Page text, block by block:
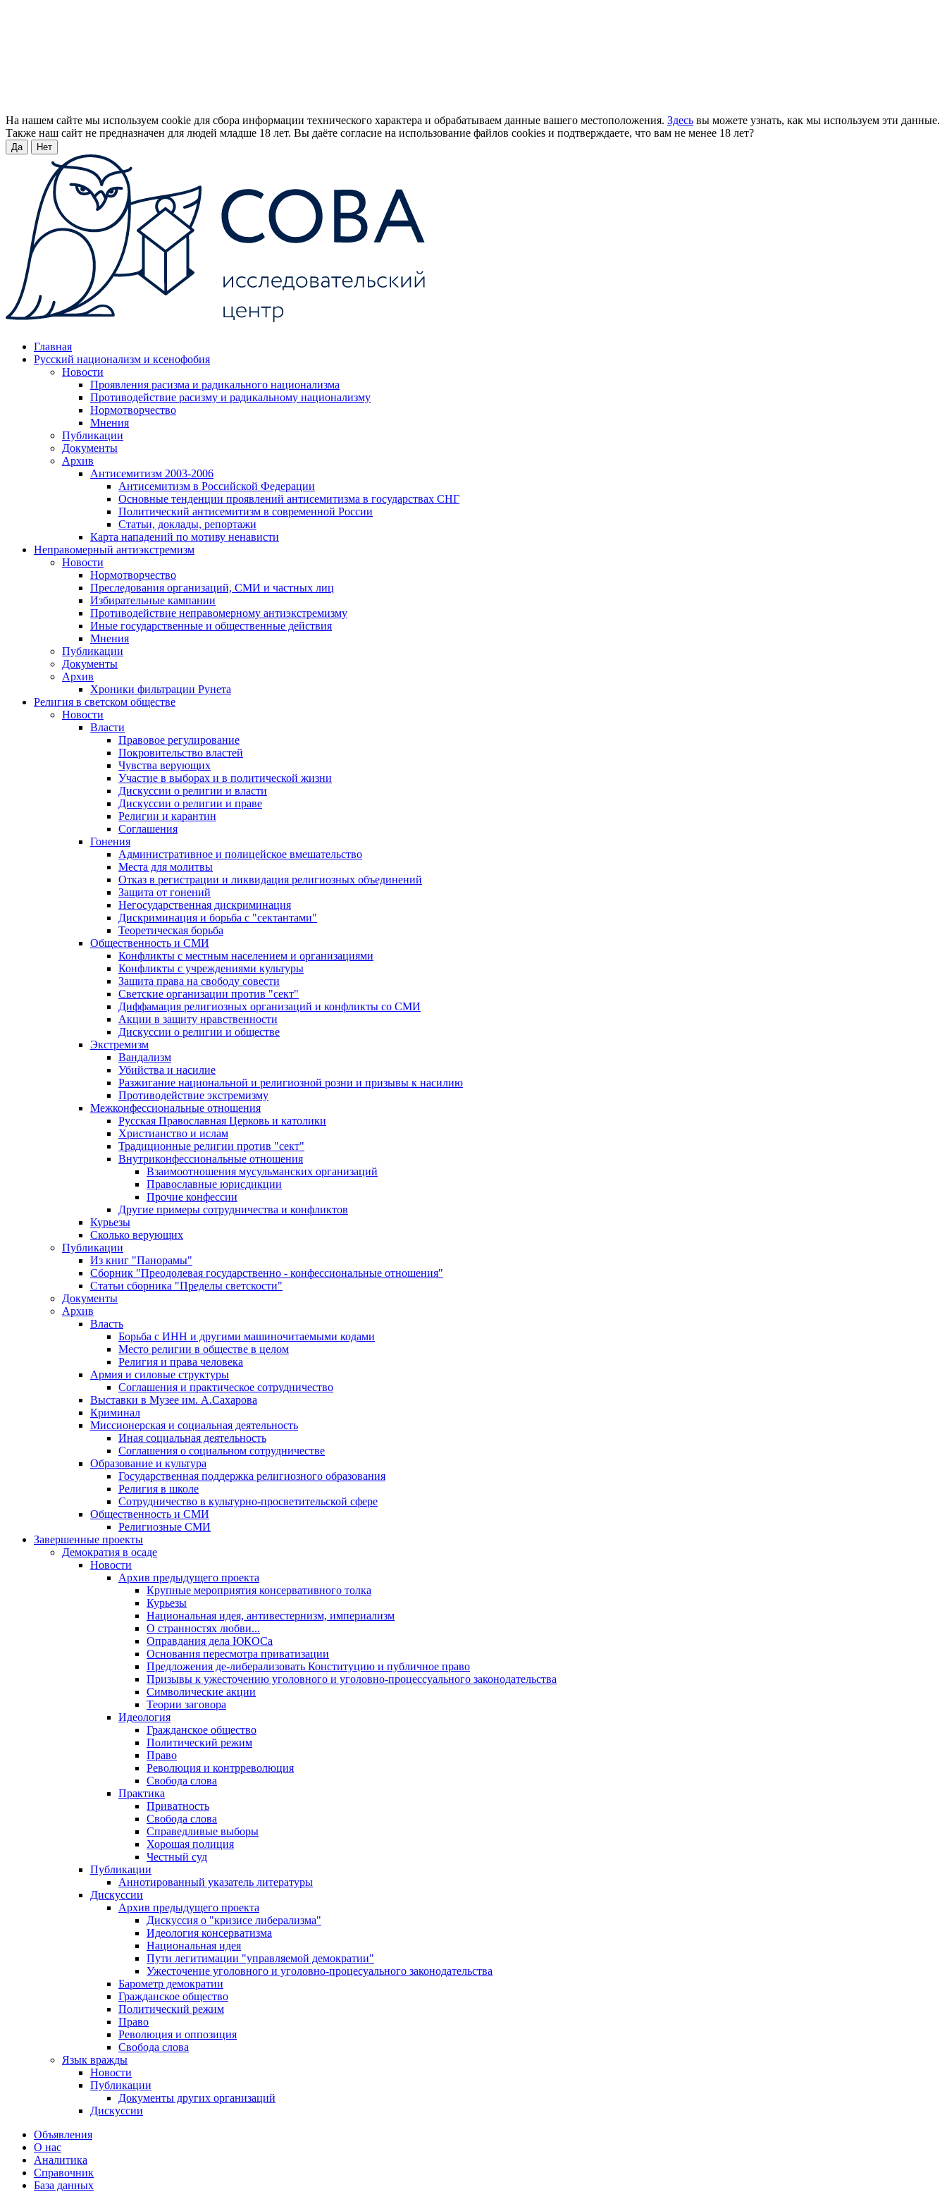
На нашем сайте мы используем cookie для сбора информации технического характера и обрабатываем данные вашего местоположения. Здесь вы можете узнать, как мы используем эти данные.
Также наш сайт не предназначен для людей младше 18 лет. Вы даёте согласие на использование файлов cookies и подтверждаете, что вам не менее 18 лет?
Да Нет
Главная
Русский национализм и ксенофобия
Новости
Проявления расизма и радикального национализма
Противодействие расизму и радикальному национализму
Нормотворчество
Мнения
Публикации
Документы
Архив
Антисемитизм 2003-2006
Антисемитизм в Российской Федерации
Основные тенденции проявлений антисемитизма в государствах СНГ
Политический антисемитизм в современной России
Статьи, доклады, репортажи
Карта нападений по мотиву ненависти
Неправомерный антиэкстремизм
Новости
Нормотворчество
Преследования организаций, СМИ и частных лиц
Избирательные кампании
Противодействие неправомерному антиэкстремизму
Иные государственные и общественные действия
Мнения
Публикации
Документы
Архив
Хроники фильтрации Рунета
Религия в светском обществе
Новости
Власти
Правовое регулирование
Покровительство властей
Чувства верующих
Участие в выборах и в политической жизни
Дискуссии о религии и власти
Дискуссии о религии и праве
Религии и карантин
Соглашения
Гонения
Административное и полицейское вмешательство
Места для молитвы
Отказ в регистрации и ликвидация религиозных объединений
Защита от гонений
Негосударственная дискриминация
Дискриминация и борьба с "сектантами"
Теоретическая борьба
Общественность и СМИ
Конфликты с местным населением и организациями
Конфликты с учреждениями культуры
Защита права на свободу совести
Светские организации против "сект"
Диффамация религиозных организаций и конфликты со СМИ
Акции в защиту нравственности
Дискуссии о религии и обществе
Экстремизм
Вандализм
Убийства и насилие
Разжигание национальной и религиозной розни и призывы к насилию
Противодействие экстремизму
Межконфессиональные отношения
Русская Православная Церковь и католики
Христианство и ислам
Традиционные религии против "сект"
Внутриконфессиональные отношения
Взаимоотношения мусульманских организаций
Православные юрисдикции
Прочие конфессии
Другие примеры сотрудничества и конфликтов
Курьезы
Сколько верующих
Публикации
Из книг "Панорамы"
Сборник "Преодолевая государственно - конфессиональные отношения"
Статьи сборника "Пределы светскости"
Документы
Архив
Власть
Борьба с ИНН и другими машиночитаемыми кодами
Место религии в обществе в целом
Религия и права человека
Армия и силовые структуры
Соглашения и практическое сотрудничество
Выставки в Музее им. А.Сахарова
Криминал
Миссионерская и социальная деятельность
Иная социальная деятельность
Соглашения о социальном сотрудничестве
Образование и культура
Государственная поддержка религиозного образования
Религия в школе
Сотрудничество в культурно-просветительской сфере
Общественность и СМИ
Религиозные СМИ
Завершенные проекты
Демократия в осаде
Новости
Архив предыдущего проекта
Крупные мероприятия консервативного толка
Курьезы
Национальная идея, антивестернизм, империализм
О странностях любви...
Оправдания дела ЮКОСа
Основания пересмотра приватизации
Предложения де-либерализовать Конституцию и публичное право
Призывы к ужесточению уголовного и уголовно-процессуального законодательства
Символические акции
Теории заговора
Идеология
Гражданское общество
Политический режим
Право
Революция и контрреволюция
Свобода слова
Практика
Приватность
Свобода слова
Справедливые выборы
Хорошая полиция
Честный суд
Публикации
Аннотированный указатель литературы
Дискуссии
Архив предыдущего проекта
Дискуссия о "кризисе либерализма"
Идеология консерватизма
Национальная идея
Пути легитимации "управляемой демократии"
Ужесточение уголовного и уголовно-процесуального законодательства
Барометр демократии
Гражданское общество
Политический режим
Право
Революция и оппозиция
Свобода слова
Язык вражды
Новости
Публикации
Документы других организаций
Дискуссии
Объявления
О нас
Аналитика
Справочник
База данных